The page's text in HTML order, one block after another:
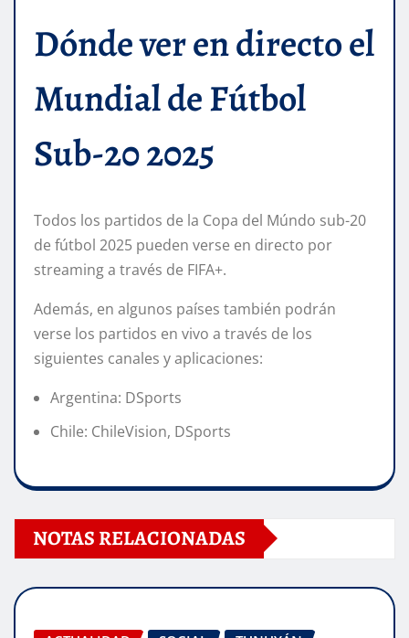
Dónde ver en directo el
Mundial de Fútbol
Sub-20 2025
Todos los partidos de la Copa del Múndo sub-20
de fútbol 2025 pueden verse en directo por
streaming a través de FIFA+.
Además, en algunos países también podrán
verse los partidos en vivo a través de los
siguientes canales y aplicaciones:
Argentina: DSports
Chile: ChileVision, DSports
NOTAS RELACIONADAS